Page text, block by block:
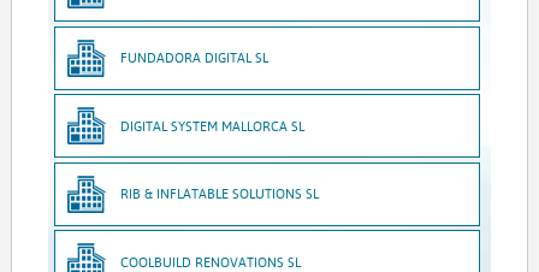
FUNDADORA DIGITAL SL
DIGITAL SYSTEM MALLORCA SL
RIB & INFLATABLE SOLUTIONS SL
COOLBUILD RENOVATIONS SL